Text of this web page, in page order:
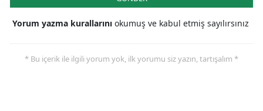
Yorum yazma kurallarını okumuş ve kabul etmiş sayılırsınız
* Bu içerik ile ilgili yorum yok, ilk yorumu siz yazın, tartışalım *